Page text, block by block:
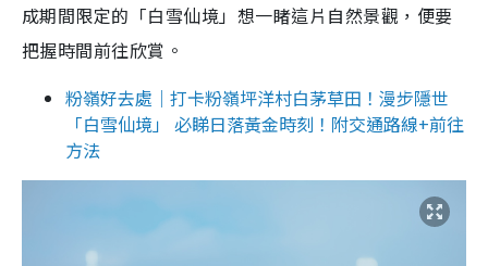
成期間限定的「白雪仙境」想一睹這片自然景觀，便要
把握時間前往欣賞。
粉嶺好去處｜打卡粉嶺坪洋村白茅草田！漫步隱世
「白雪仙境」 必睇日落黃金時刻！附交通路線+前往
方法